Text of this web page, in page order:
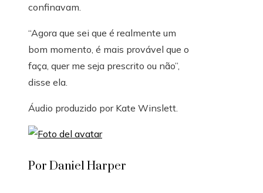
confinavam.
“Agora que sei que é realmente um
bom momento, é mais provável que o
faça, quer me seja prescrito ou não”,
disse ela.
Áudio produzido por Kate Winslett.
Por Daniel Harper